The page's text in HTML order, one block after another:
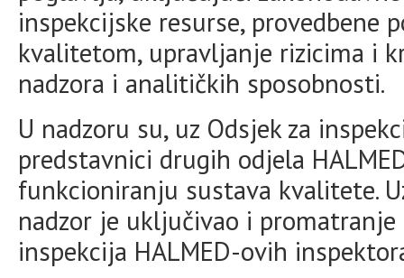
inspekcijske resurse, provedbene
kvalitetom, upravljanje rizicima i
nadzora i analitičkih sposobnosti.
U nadzoru su, uz Odsjek za
predstavnici drugih odjela
funkcioniranju sustava kvalitete.
nadzor je uključivao i
inspekcija HALMED-ovih